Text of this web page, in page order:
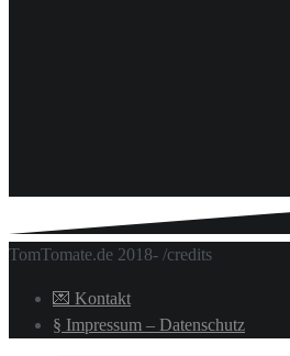
TomTomate.de 2018- /credits
💌 Kontakt
§ Impressum – Datenschutz